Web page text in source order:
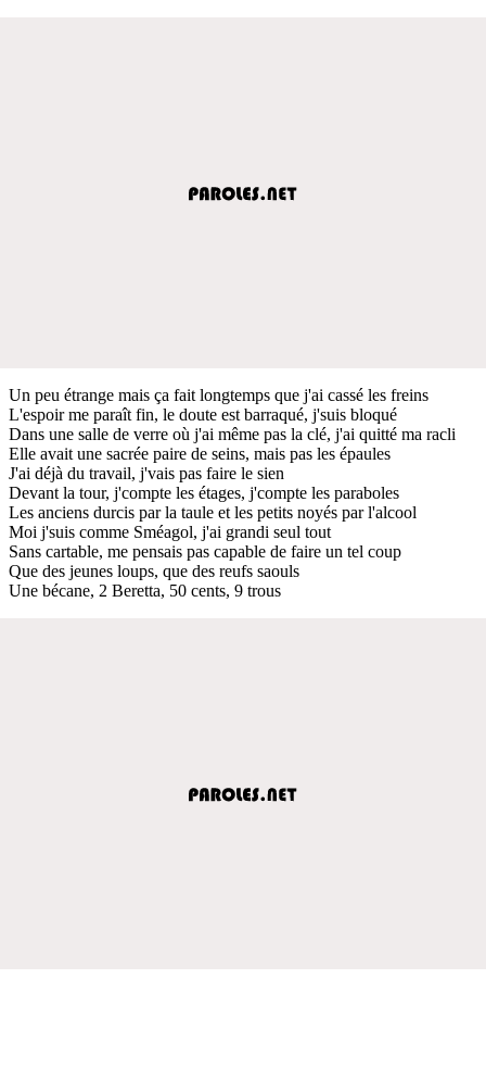
Un peu étrange mais ça fait longtemps que j'ai cassé les freins
L'espoir me paraît fin, le doute est barraqué, j'suis bloqué
Dans une salle de verre où j'ai même pas la clé, j'ai quitté ma racli
Elle avait une sacrée paire de seins, mais pas les épaules
J'ai déjà du travail, j'vais pas faire le sien
Devant la tour, j'compte les étages, j'compte les paraboles
Les anciens durcis par la taule et les petits noyés par l'alcool
Moi j'suis comme Sméagol, j'ai grandi seul tout
Sans cartable, me pensais pas capable de faire un tel coup
Que des jeunes loups, que des reufs saouls
Une bécane, 2 Beretta, 50 cents, 9 trous